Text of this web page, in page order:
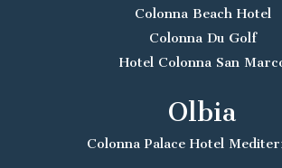
Colonna Beach Hotel
Colonna Du Golf
Hotel Colonna San
Olbia
Colonna Palace Hotel